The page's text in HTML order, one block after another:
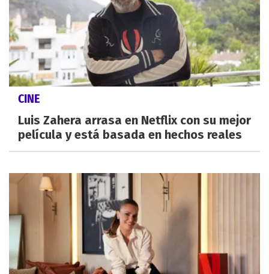
CINE
Luis Zahera arrasa en Netflix con su mejor
película y está basada en hechos reales